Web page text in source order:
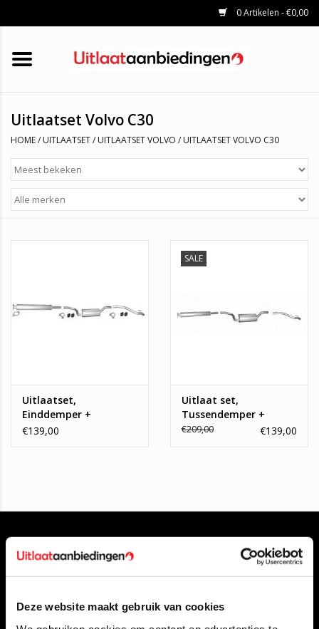
Deze website maakt gebruik van cookies
0 Artikelen - €0,00
HOME
KATALYSATOREN
UNIVERSELE UITLAATDELEN
Uitlaatset Volvo C30
HOME/ UITLAATSET/ UITLAATSET VOLVO / UITLAATSET VOLVO C30
Uitlaatset,
Einddemper +
Middendemper +
€139,00
SALE
Uitlaat set,
Tussendemper +
Einddemper + Eindpijp
€209,00 €139,00